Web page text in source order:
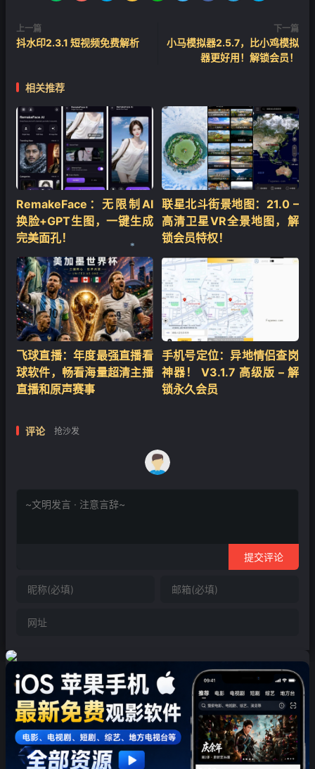
上一篇
抖水印2.3.1 短视频免费解析
下一篇
小马模拟器2.5.7，比小鸡模拟
器更好用！解锁会员！
相关推荐
RemakeFace：无限制AI
换脸+GPT生图，一键生成
完美面孔！
联星北斗街景地图：21.0 –
高清卫星VR全景地图，解
锁会员特权！
飞球直播：年度最强直播看
球软件，畅看海量超清主播
直播和原声赛事
手机号定位：异地情侣查岗
神器！ V3.1.7 高级版 – 解
锁永久会员
评论 抢沙发
提交评论
❄